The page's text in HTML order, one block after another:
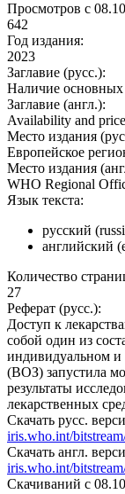
Просмотров с
642
Год издания:
2023
Заглавие (русс.):
Наличие основных
Заглавие (англ.):
Availability and
Место издания
Европейское
Место издания
WHO Regional
Язык текста:
русский
английский
Количество
27
Реферат (русс.):
Доступ к
собой один из
индивидуальном и
(‎ВОЗ)‎ запустила
результаты
лекарственных
Скачать русс.
iris.who.int/
Скачать англ.
iris.who.int/
Cкачиваний с